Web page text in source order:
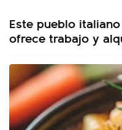
Este pueblo
ofrece trabajo y